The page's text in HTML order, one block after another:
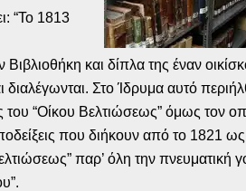
“Το 1813
και δίπλα της έναν
διαλέγωνται. Στο Ίδρυμα αυτό
του “Οίκου Βελτιώσεως” όμως τον
που διήκουν από το 1821
παρ’ όλη την πνευματική